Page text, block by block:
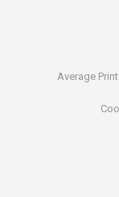
Average